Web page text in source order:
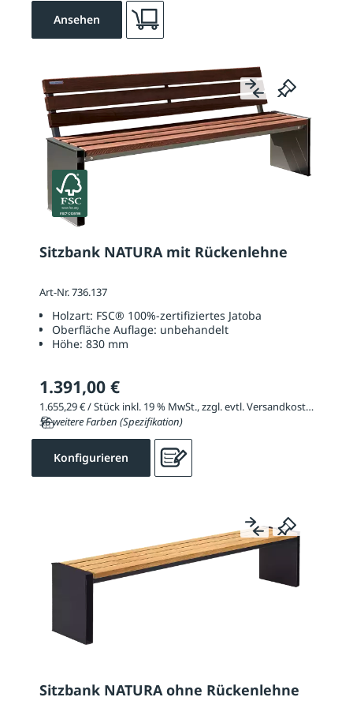
Ansehen
Sitzbank NATURA mit Rückenlehne
Art-Nr. 736.137
Holzart: FSC® 100%-zertifiziertes Jatoba
Oberfläche Auflage: unbehandelt
Höhe: 830 mm
1.391,00 €
1.655,29 € / Stück inkl. 19 % MwSt., zzgl. evtl. Versandkosten
56 weitere Farben (Spezifikation)
Konfigurieren
Sitzbank NATURA ohne Rückenlehne